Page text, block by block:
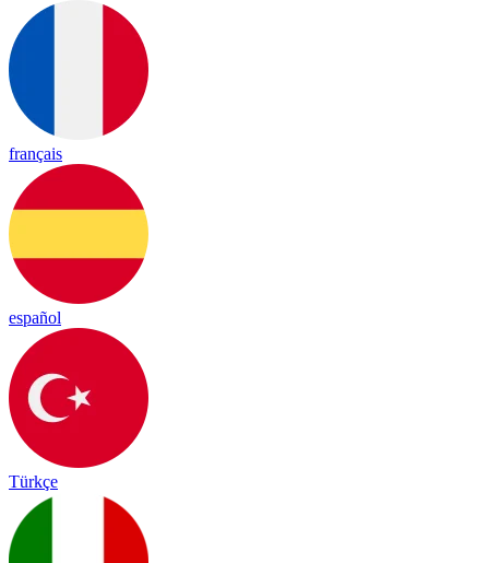
français
español
Türkçe